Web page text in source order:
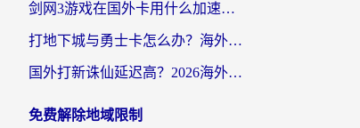
剑网3游戏在国外卡用什么加速器好？海外党亲测有效的国服游戏加速指南
打地下城与勇士卡怎么办？海外党国服游戏加速终极指南（附北美欧洲实测）
国外打新诛仙延迟高？2026海外玩家国服游戏加速器终极指南（附天龙八部闪耀暖暖实测）
免费解除地域限制